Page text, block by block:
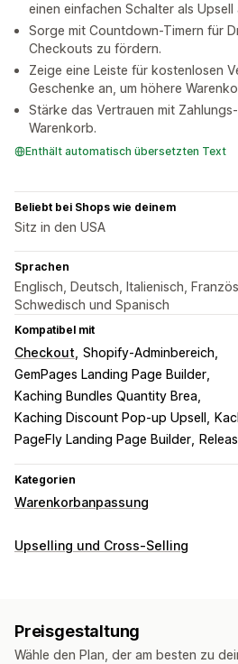
einen einfachen Schalter als Upsell
Sorge mit Countdown-Timern für
Checkouts zu fördern.
Zeige eine Leiste für kostenlosen
Geschenke an, um höhere
Stärke das Vertrauen mit
Warenkorb.
Enthält automatisch übersetzten Text
Beliebt bei Shops wie deinem
Sitz in den USA
Sprachen
Englisch, Deutsch, Italienisch,
Schwedisch und Spanisch
Kompatibel mit
Checkout Shopify-Adminbereich
GemPages Landing Page Builder
Kaching Bundles Quantity Brea
Kaching Discount Pop‑up Upsell
PageFly Landing Page Builder
Kategorien
Warenkorbanpassung
Warenkorbanzeige
Upselling
Upselling und Cross-Selling
Preisgestaltung
Wähle den Plan, der am besten zu